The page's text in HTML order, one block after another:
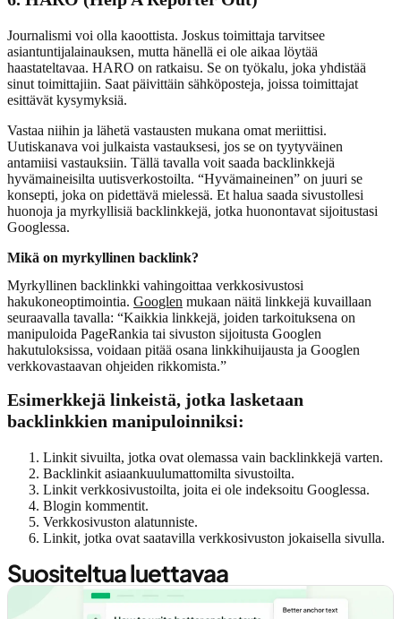
Journalismi voi olla kaoottista. Joskus toimittaja tarvitsee
asiantuntijalainauksen, mutta hänellä ei ole aikaa löytää
haastateltavaa. HARO on ratkaisu. Se on työkalu, joka yhdistää
sinut toimittajiin. Saat päivittäin sähköposteja, joissa toimittajat
esittävät kysymyksiä.
Vastaa niihin ja lähetä vastausten mukana omat meriittisi.
Uutiskanava voi julkaista vastauksesi, jos se on tyytyväinen
antamiisi vastauksiin. Tällä tavalla voit saada backlinkkejä
hyvämaineisilta uutisverkostoilta. “Hyvämaineinen” on juuri se
konsepti, joka on pidettävä mielessä. Et halua saada sivustollesi
huonoja ja myrkyllisiä backlinkkejä, jotka huonontavat sijoitustasi
Googlessa.
Mikä on myrkyllinen backlink?
Myrkyllinen backlinkki vahingoittaa verkkosivustosi
hakukoneoptimointia. Googlen mukaan näitä linkkejä kuvaillaan
seuraavalla tavalla: “Kaikkia linkkejä, joiden tarkoituksena on
manipuloida PageRankia tai sivuston sijoitusta Googlen
hakutuloksissa, voidaan pitää osana linkkihuijausta ja Googlen
verkkovastaavan ohjeiden rikkomista.”
Esimerkkejä linkeistä, jotka lasketaan
backlinkkien manipuloinniksi:
Linkit sivuilta, jotka ovat olemassa vain backlinkkejä varten.
Backlinkit asiaankuulumattomilta sivustoilta.
Linkit verkkosivustoilta, joita ei ole indeksoitu Googlessa.
Blogin kommentit.
Verkkosivuston alatunniste.
Linkit, jotka ovat saatavilla verkkosivuston jokaisella sivulla.
Suositeltua luettavaa